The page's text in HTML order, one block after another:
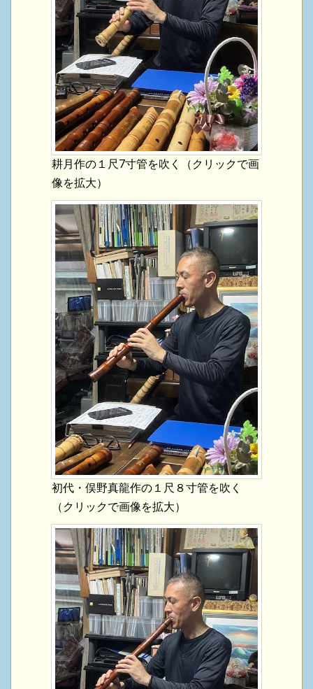
耕月作の１尺7寸管を吹く（クリックで画
像を拡大）
初代・俣野真龍作の１尺８寸管を吹く
（クリックで画像を拡大）